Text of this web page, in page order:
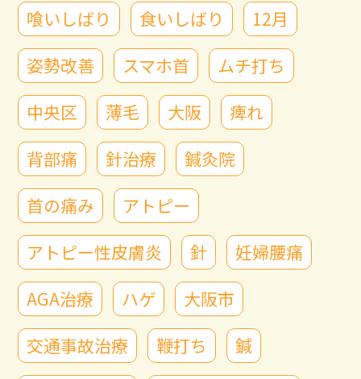
喰いしばり
食いしばり
12月
姿勢改善
スマホ首
ムチ打ち
中央区
薄毛 大阪
痺れ
背部痛
針治療
鍼灸院
首の痛み
アトピー
アトピー性皮膚炎
針
妊婦腰痛
AGA治療
ハゲ
大阪市
交通事故治療
鞭打ち
鍼